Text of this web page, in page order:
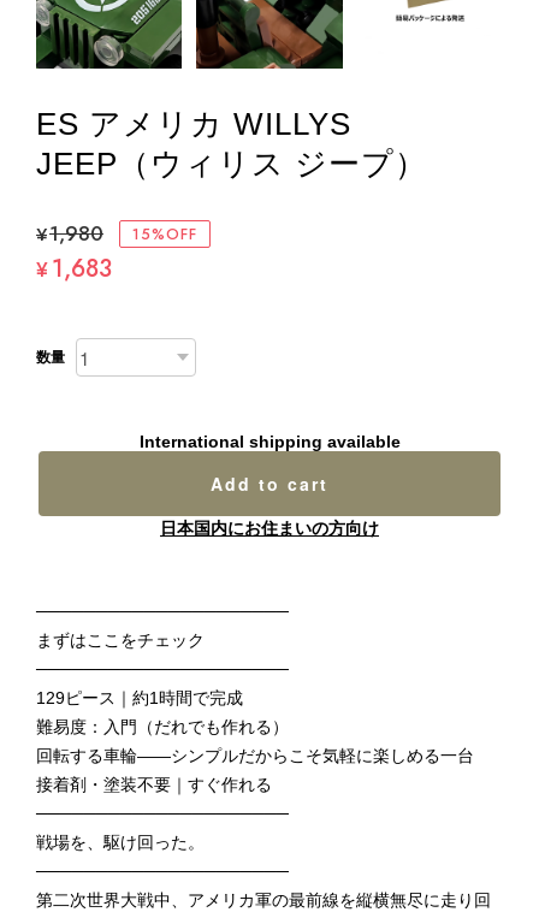
ES アメリカ WILLYS
JEEP（ウィリス ジープ）
¥1,980 15%OFF
¥1,683
数量
International shipping available
Add to cart
日本国内にお住まいの方向け
─────────────────────
まずはここをチェック
─────────────────────
129ピース｜約1時間で完成
難易度：入門（だれでも作れる）
回転する車輪——シンプルだからこそ気軽に楽しめる一台
接着剤・塗装不要｜すぐ作れる
─────────────────────
戦場を、駆け回った。
─────────────────────
第二次世界大戦中、アメリカ軍の最前線を縦横無尽に走り回